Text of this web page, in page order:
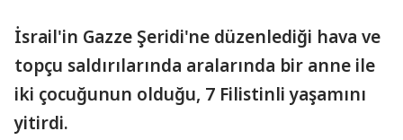
İsrail'in Gazze Şeridi'ne düzenlediği hava ve
topçu saldırılarında aralarında bir anne ile
iki çocuğunun olduğu, 7 Filistinli yaşamını
yitirdi.